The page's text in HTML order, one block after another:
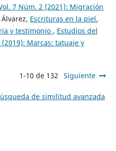
7 Núm. 2 (2021): Migración
Escrituras en la piel.
y testimonio , Estudios del
Marcas: tatuaje y
1-10 de 132 Siguiente
de similitud avanzada